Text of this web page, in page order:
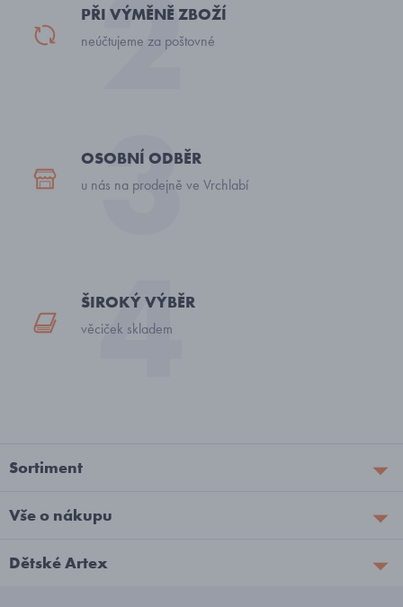
PŘI VÝMĚNĚ ZBOŽÍ
neúčtujeme za poštovné
OSOBNÍ ODBĚR
u nás na prodejně ve Vrchlabí
ŠIROKÝ VÝBĚR
věciček skladem
Sortiment
Vše o nákupu
Dětské Artex